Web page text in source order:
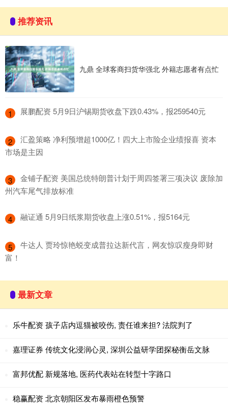
推荐资讯
九鼎 全球客商扫货华强北 外籍志愿者有点忙
1 ​展鹏配资 5月9日沪锡期货收盘下跌0.43%，报259540元
2
​汇盈策略 净利预增超1000亿！四大上市险企业绩报喜 资本
市场是主因
3
​金铺子配资 美国总统特朗普计划于周四签署三项决议 废除加
州汽车尾气排放标准
4 ​融证通 5月9日纸浆期货收盘上涨0.51%，报5164元
5
​牛达人 贾玲惊艳蜕变成普拉达新代言，网友惊叹瘦身即财
富！
最新文章
乐牛配资 孩子店内逗猫被咬伤, 责任谁来担? 法院判了
嘉理证券 传统文化浸润心灵, 深圳公益研学团探秘衡岳文脉
富邦优配 新规落地, 医药代表站在转型十字路口
稳赢配资 北京朝阳区发布暴雨橙色预警